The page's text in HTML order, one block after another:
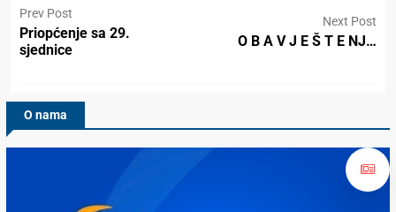
Prev Post
Priopćenje sa 29.
sjednice
Next Post
O B A V J E Š T E NJ…
O nama